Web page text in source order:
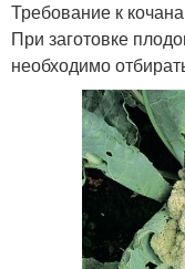
Требование к
При заготовке
необходимо